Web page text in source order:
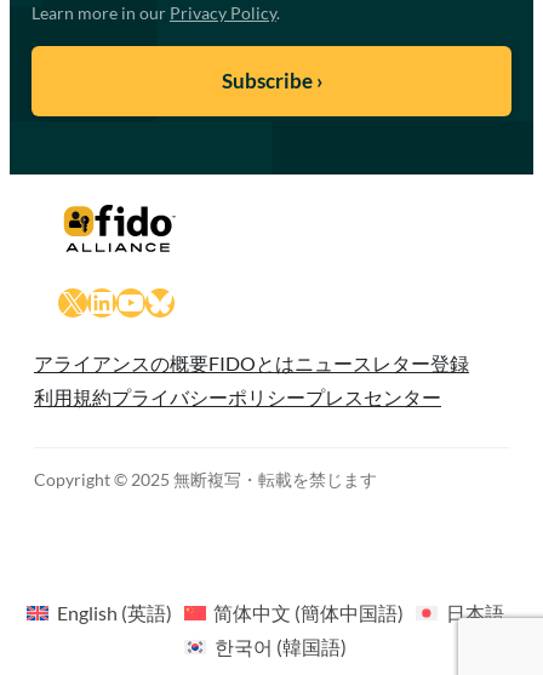
Learn more in our Privacy Policy.
X LinkedIn
YouTube
Bluesky
アライアンスの概要FIDOとは ニュースレター登録
利用規約プライバシーポリシープレスセンター
Copyright © 2025 無断複写・転載を禁じます
English (英語) 简体中文 (簡体中国語)
日本語
한국어 (韓国語)